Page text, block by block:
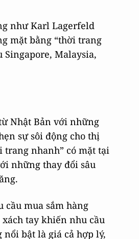
như Karl Lagerfeld
mặt bằng “thời trang
Singapore, Malaysia,
Nhật Bản với những
sự sôi động cho thị
trang nhanh” có mặt tại
những thay đổi sâu
cầu mua sắm hàng
tay khiến nhu cầu
nổi bật là giá cả hợp lý,